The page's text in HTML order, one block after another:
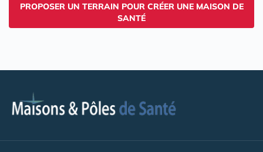
PROPOSER UN TERRAIN POUR CRÉER UNE MAISON DE
SANTÉ